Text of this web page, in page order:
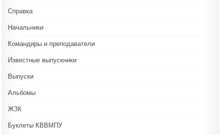
Справка
Начальники
Командиры и преподаватели
Известные выпускники
Выпуски
Альбомы
ЖЗК
Буклеты КВВМПУ